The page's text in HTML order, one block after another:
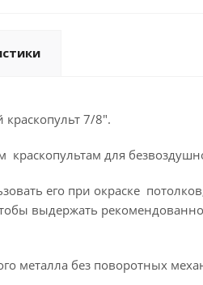
7/8".
краскопультам для
его при окраске
выдержать
металла без поворотных